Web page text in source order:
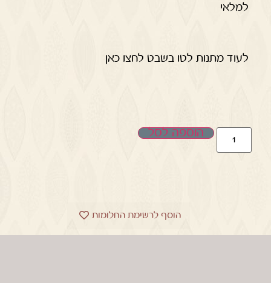
למלאי
לעוד מתנות לטו בשבט לחצו כאן
הוספה לסל
הוסף לרשימת החלומות